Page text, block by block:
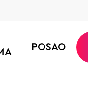
POSAO